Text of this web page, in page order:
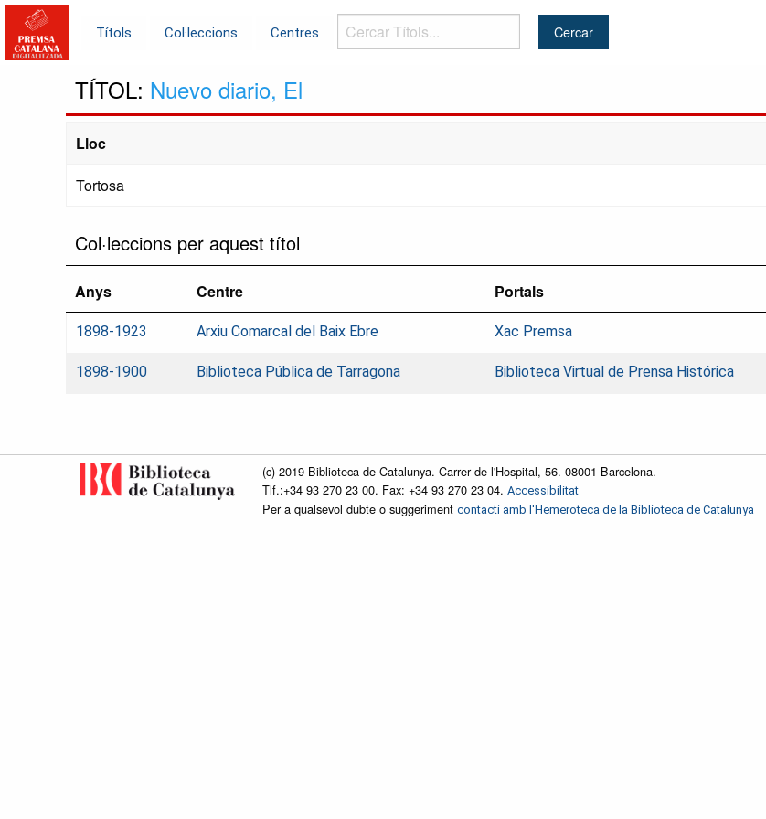
Títols Col·leccions Centres
Cercar
Títols...
TÍTOL: Nuevo diario, El
Lloc
Tortosa
Col·leccions per aquest títol
Anys Centre Portals
1898-1923 Arxiu Comarcal del Baix Ebre Xac Premsa
1898-1900 Biblioteca Pública de Tarragona Biblioteca Virtual de Prensa Histórica
(c) 2019 Biblioteca de Catalunya. Carrer de l'Hospital, 56. 08001 Barcelona.
Tlf.:+34 93 270 23 00. Fax: +34 93 270 23 04. Accessibilitat
Per a qualsevol dubte o suggeriment contacti amb l'Hemeroteca de la Biblioteca de Catalunya